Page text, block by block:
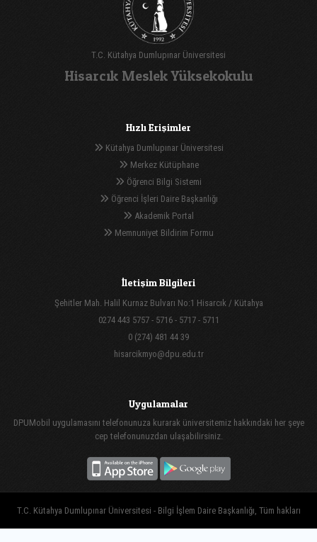
T.C. Kütahya Dumlupınar Üniversitesi
Hisarcık Meslek Yüksekokulu
Hızlı Erişimler
Kütahya Dumlupınar Üniversitesi
Merkez Kütüphane
Öğrenci Bilgi Sistemi
Öğrenci İşleri Daire Başkanlığı
Akademik Portal
Memnuniyet Bildirim Formu
İletişim Bilgileri
Şehitler Mah. Halil Kurnaz Bulvarı No:1 Hisarcık / Kütahya
0274 443 5757 - 5716 - 5717 - 5711
0 (274) 481 44 39
hisarcikmyo@dpu.edu.tr
Uygulamalar
DPUMobil uygulamasını telefonunuza kurarak üniversitemiz hakkındaki her şeye
cep telefonunuzdan ulaşabilirsiniz.
T.C. Kütahya Dumlupınar Üniversitesi - Bilgi İşlem Daire Başkanlığı, Tüm hakları